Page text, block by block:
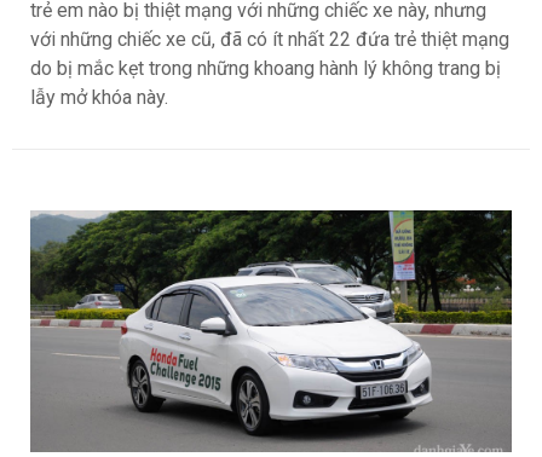
trẻ em nào bị thiệt mạng với những chiếc xe này, nhưng
với những chiếc xe cũ, đã có ít nhất 22 đứa trẻ thiệt mạng
do bị mắc kẹt trong những khoang hành lý không trang bị
lẫy mở khóa này.